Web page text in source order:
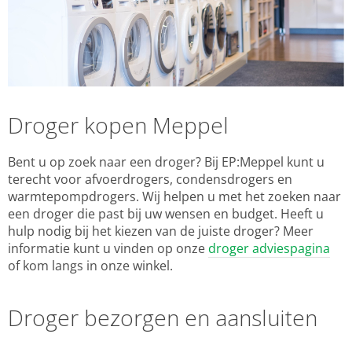
Droger kopen Meppel
Bent u op zoek naar een droger? Bij EP:Meppel kunt u
terecht voor afvoerdrogers, condensdrogers en
warmtepompdrogers. Wij helpen u met het zoeken naar
een droger die past bij uw wensen en budget. Heeft u
hulp nodig bij het kiezen van de juiste droger? Meer
informatie kunt u vinden op onzedroger adviespagina
of kom langs in onze winkel.
Droger bezorgen en aansluiten